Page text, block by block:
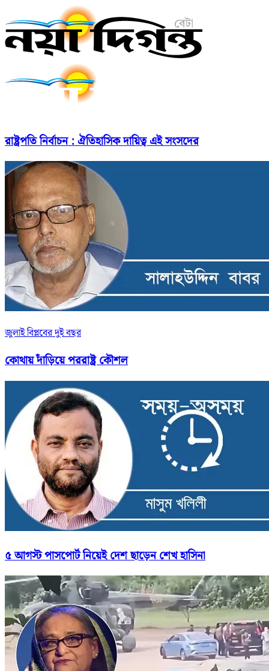
রাষ্ট্রপতি নির্বাচন : ঐতিহাসিক দায়িত্ব এই সংসদের
জুলাই বিপ্লবের দুই বছর
কোথায় দাঁড়িয়ে পররাষ্ট্র কৌশল
৫ আগস্ট পাসপোর্ট নিয়েই দেশ ছাড়েন শেখ হাসিনা